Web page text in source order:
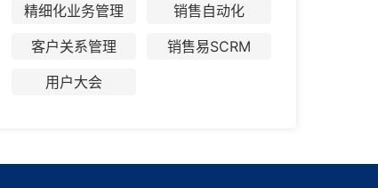
精细化业务管理
销售自动化
客户关系管理
销售易SCRM
用户大会